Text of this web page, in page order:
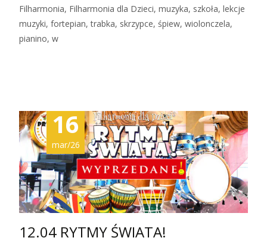
Filharmonia, Filharmonia dla Dzieci, muzyka, szkoła, lekcje
muzyki, fortepian, trabka, skrzypce, śpiew, wiolonczela,
pianino, w
16
mar/26
12.04 RYTMY ŚWIATA!